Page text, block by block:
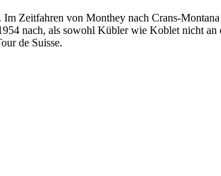
Zeitfahren von Monthey nach Crans-
nach, als sowohl Kübler wie Koblet nicht
de Suisse.